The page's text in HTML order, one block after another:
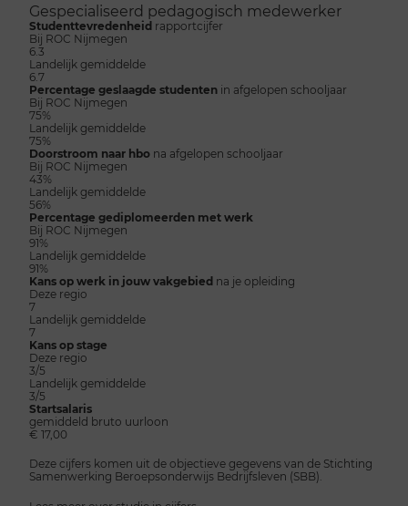
Gespecialiseerd pedagogisch medewerker
Studenttevredenheid rapportcijfer
Bij ROC Nijmegen
6.3
Landelijk gemiddelde
6.7
Percentage geslaagde studenten in afgelopen schooljaar
Bij ROC Nijmegen
75%
Landelijk gemiddelde
75%
Doorstroom naar hbo na afgelopen schooljaar
Bij ROC Nijmegen
43%
Landelijk gemiddelde
56%
Percentage gediplomeerden met werk
Bij ROC Nijmegen
91%
Landelijk gemiddelde
91%
Kans op werk in jouw vakgebied na je opleiding
Deze regio
7
Landelijk gemiddelde
7
Kans op stage
Deze regio
3/5
Landelijk gemiddelde
3/5
Startsalaris
gemiddeld bruto uurloon
€ 17,00
Deze cijfers komen uit de objectieve gegevens van de Stichting
Samenwerking Beroepsonderwijs Bedrijfsleven (SBB).